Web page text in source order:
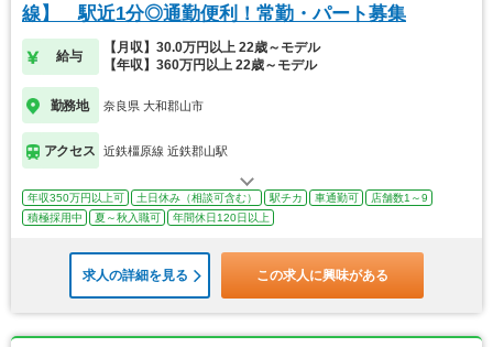
線】 駅近1分◎通勤便利！常勤・パート募集
給与
【月収】30.0万円以上 22歳～モデル
【年収】360万円以上 22歳～モデル
勤務地 奈良県 大和郡山市
アクセス 近鉄橿原線 近鉄郡山駅
年収350万円以上可 土日休み（相談可含む） 駅チカ 車通勤可
店舗数1～9
積極採用中
夏～秋入職可 年間休日120日以上
求人の詳細を見る この求人に興味がある